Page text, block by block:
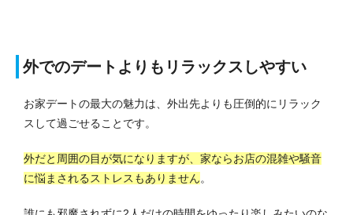
外でのデートよりもリラックスしやすい
お家デートの最大の魅力は、外出先よりも圧倒的にリラック
スして過ごせることです。
外だと周囲の目が気になりますが、家ならお店の混雑や騒音
に悩まされるストレスもありません。